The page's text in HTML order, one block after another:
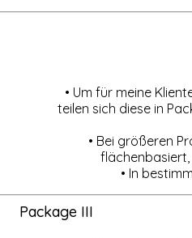
• Um für meine
teilen sich diese in
• Bei größeren
• In
Package III